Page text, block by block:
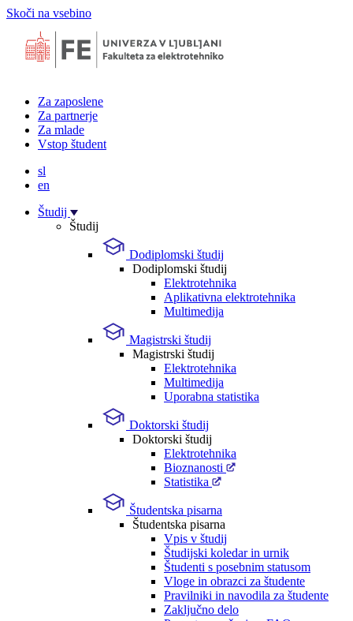
Skoči na vsebino
Za zaposlene
Za partnerje
Za mlade
Vstop študent
sl
en
Študij
Študij
Dodiplomski študij
Dodiplomski študij
Elektrotehnika
Aplikativna elektrotehnika
Multimedija
Magistrski študij
Magistrski študij
Elektrotehnika
Multimedija
Uporabna statistika
Doktorski študij
Doktorski študij
Elektrotehnika
Bioznanosti
Statistika
Študentska pisarna
Študentska pisarna
Vpis v študij
Študijski koledar in urnik
Študenti s posebnim statusom
Vloge in obrazci za študente
Pravilniki in navodila za študente
Zaključno delo